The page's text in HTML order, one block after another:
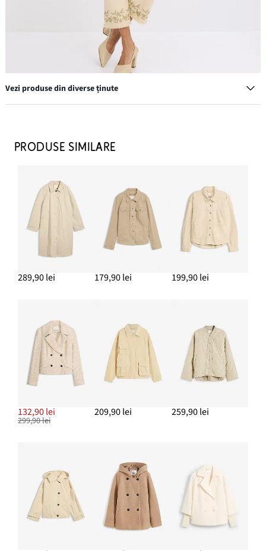
Vezi produse din diverse ținute
99,90 lei
Top cu bretele subțiri (set/2 buc.)
49,90 lei
ADAUGĂ ÎN COȘ
149,90 lei
77,90 lei
ADAUGĂ ÎN COȘ
PRODUSE SIMILARE
289,90 lei 179,90 lei 199,90 lei
132,90 lei
299,90 lei
209,90 lei 259,90 lei